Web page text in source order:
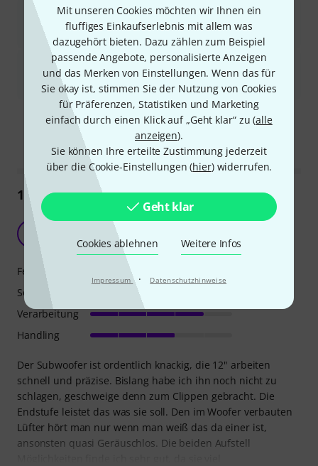
Mit unseren Cookies möchten wir Ihnen ein
fluffiges Einkaufserlebnis mit allem was
dazugehört bieten. Dazu zählen zum Beispiel
passende Angebote, personalisierte Anzeigen
und das Merken von Einstellungen. Wenn das für
Sie okay ist, stimmen Sie der Nutzung von Cookies
für Präferenzen, Statistiken und Marketing
einfach durch einen Klick auf „Geht klar“ zu (alle
anzeigen).
Sie können Ihre erteilte Zustimmung jederzeit
über die Cookie-Einstellungen (hier) widerrufen.
Geht klar
Cookies ablehnen Weitere Infos
Impressum · Datenschutzhinweise
Das Gerät ist schwer, und die Position des Griffs kann den
Transport erschweren, weshalb einige Benutzer Rollen
empfehlen.
Die Lackierung ist nicht sehr haltbar und kann leicht abplatzen
oder zerkratzen, was die Ästhetik im Laufe der Zeit
beeinträchtigt.
Ist diese Zusammenfassung hilfreich?
Markieren Sie diese
Markieren Sie diese
175 Rezensionen
Sehr guter Subwoofer, drückt, klingt, wiegt.
gis_cs 21.12.2014
Der Subwoofer ist ordentlich knackig, die 12" arbeiten
schnell und präzise. Bislang habe ich ihn noch nicht zu
schlagen, geschweige denn zum Clippen gebracht. Die
Endstufe leistet das was sie soll. Den im Woofer verbauten
Lüfter hört man nur wenn man weiß das da einer ist,
ansonsten quasi Geräuschlos. Die beiden Aufstell
Features
Sound
Verarbeitung
Handling